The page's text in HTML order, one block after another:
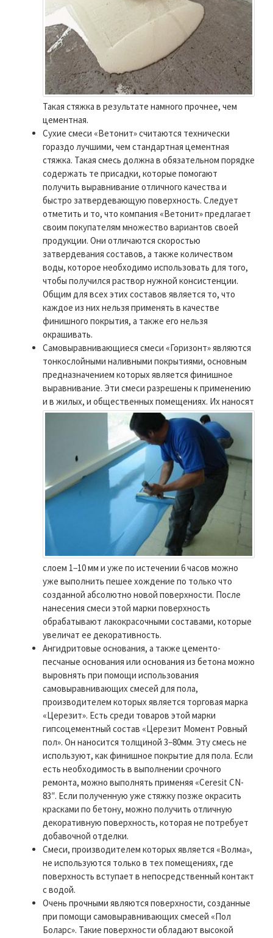
Такая стяжка в результате намного прочнее, чем
цементная.
Сухие смеси «Ветонит» считаются технически
гораздо лучшими, чем стандартная цементная
стяжка. Такая смесь должна в обязательном порядке
содержать те присадки, которые помогают
получить выравнивание отличного качества и
быстро затвердевающую поверхность. Следует
отметить и то, что компания «Ветонит» предлагает
своим покупателям множество вариантов своей
продукции. Они отличаются скоростью
затвердевания составов, а также количеством
воды, которое необходимо использовать для того,
чтобы получился раствор нужной консистенции.
Общим для всех этих составов является то, что
каждое из них нельзя применять в качестве
финишного покрытия, а также его нельзя
окрашивать.
Самовыравнивающиеся смеси «Горизонт» являются
тонкослойными наливными покрытиями, основным
предназначением которых является финишное
выравнивание. Эти смеси разрешены к применению
и в жилых, и общественных помещениях. Их наносят
слоем 1−10 мм и уже по истечении 6 часов можно
уже выполнить пешее хождение по только что
созданной абсолютно новой поверхности. После
нанесения смеси этой марки поверхность
обрабатывают лакокрасочными составами, которые
увеличат ее декоративность.
Ангидритовые основания, а также цементо-
песчаные основания или основания из бетона можно
выровнять при помощи использования
самовыравнивающих смесей для пола,
производителем которых является торговая марка
«Церезит». Есть среди товаров этой марки
гипсоцементный состав «Церезит Момент Ровный
пол». Он наносится толщиной 3−80мм. Эту смесь не
используют, как финишное покрытие для пола. Если
есть необходимость в выполнении срочного
ремонта, можно выполнять применяя «Ceresit CN-
83″. Если полученную уже стяжку позже окрасить
красками по бетону, можно получить отличную
декоративную поверхность, которая не потребует
добавочной отделки.
Смеси, производителем которых является «Волма»,
не используются только в тех помещениях, где
поверхность вступает в непосредственный контакт
с водой.
Очень прочными являются поверхности, созданные
при помощи самовыравнивающих смесей «Пол
Боларс». Такие поверхности обладают высокой